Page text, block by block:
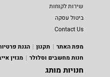
שירות לקוחות
ביטול עסקה
Contact Us
מפת האתר
תקנון הגנת
חנות מחשבים וסלולר
מגזין
חנויות מותג